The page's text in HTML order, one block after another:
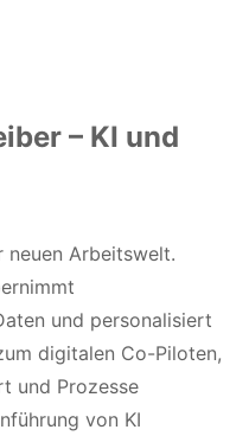
– KI und
Arbeitswelt.
und personalisiert
digitalen Co-Piloten,
und Prozesse
von KI